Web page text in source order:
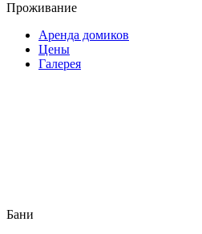
Проживание
Аренда домиков
Цены
Галерея
Бани